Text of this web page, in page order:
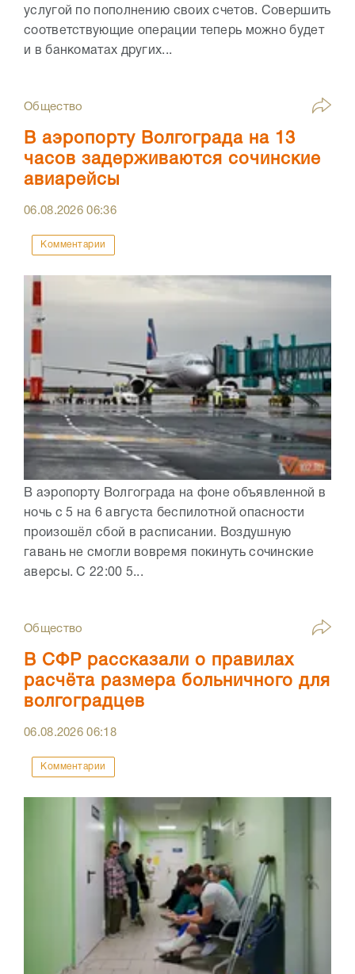
услугой по пополнению своих счетов. Совершить
соответствующие операции теперь можно будет
и в банкоматах других...
Общество
В аэропорту Волгограда на 13
часов задерживаются сочинские
авиарейсы
06.08.202606:36
Комментарии
В аэропорту Волгограда на фоне объявленной в
ночь с 5 на 6 августа беспилотной опасности
произошёл сбой в расписании. Воздушную
гавань не смогли вовремя покинуть сочинские
аверсы. С 22:00 5...
Общество
В СФР рассказали о правилах
расчёта размера больничного для
волгоградцев
06.08.202606:18
Комментарии